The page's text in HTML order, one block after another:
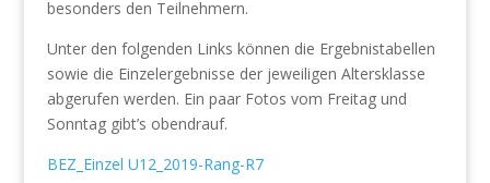
besonders den Teilnehmern.
Unter den folgenden Links können die Ergebnistabellen
sowie die Einzelergebnisse der jeweiligen Altersklasse
abgerufen werden. Ein paar Fotos vom Freitag und
Sonntag gibt’s obendrauf.
BEZ_Einzel U12_2019-Rang-R7